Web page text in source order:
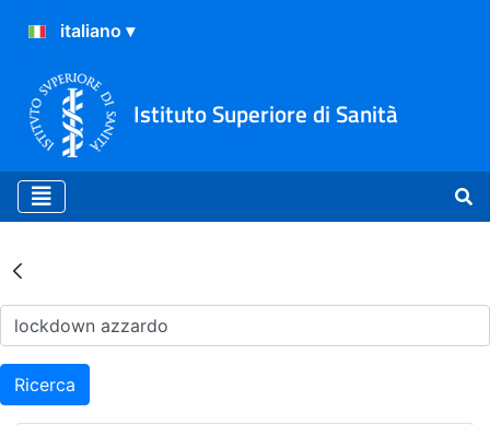
Istituto Superiore di Sanità
Risultati della Ricerca -
Ricerca